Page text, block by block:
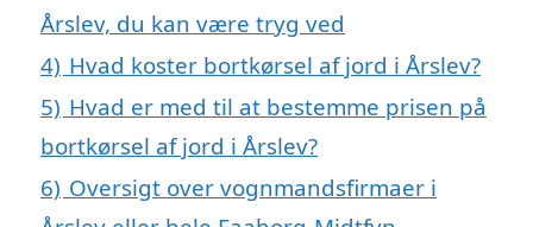
Årslev, du kan være tryg ved
4) Hvad koster bortkørsel af jord i Årslev?
5) Hvad er med til at bestemme prisen på
bortkørsel af jord i Årslev?
6) Oversigt over vognmandsfirmaer i